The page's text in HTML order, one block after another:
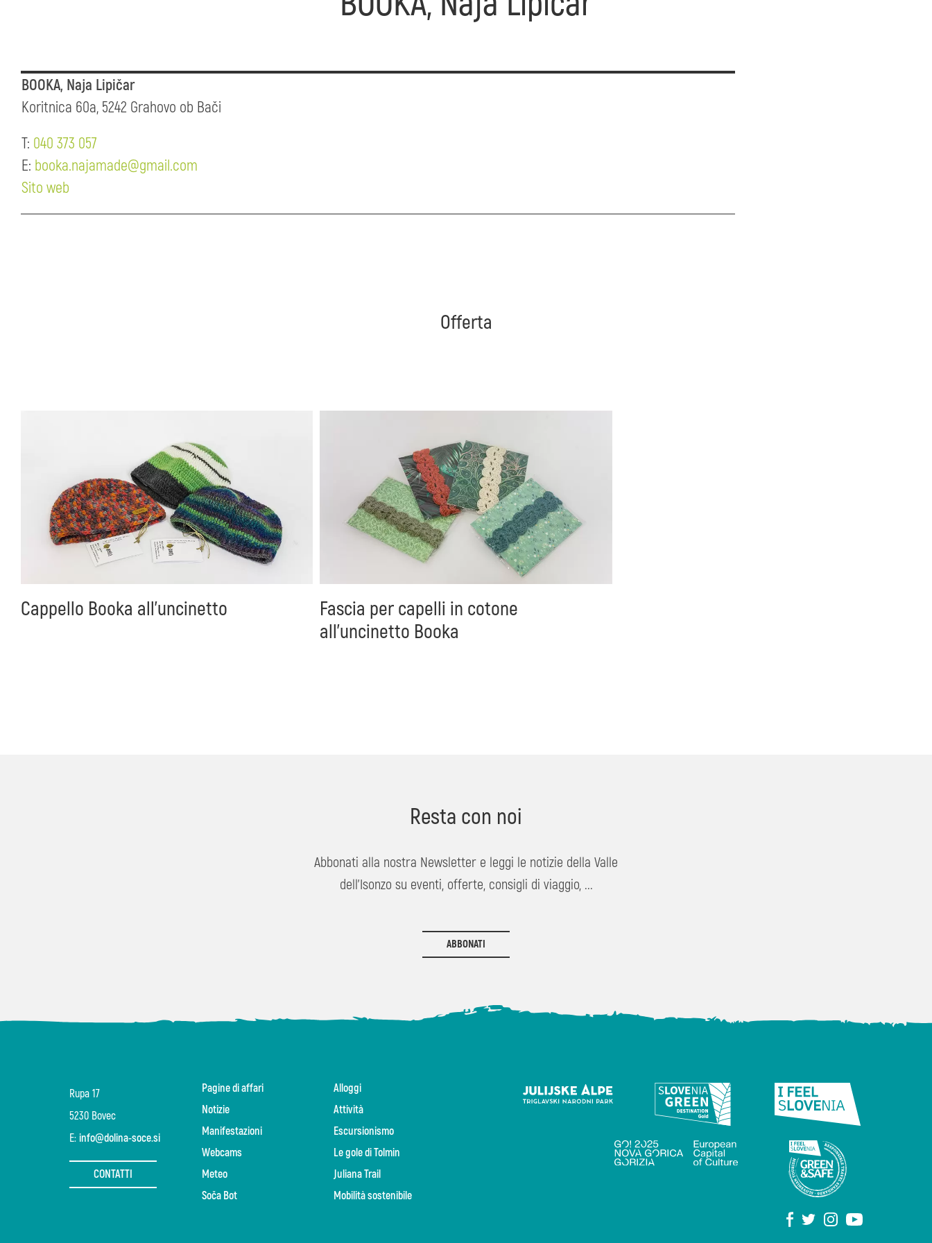
BOOKA, Naja Lipičar
Koritnica 60a, 5242 Grahovo ob Bači
T: 040 373 057
E: booka.najamade@gmail.com
Sito web
Offerta
Cappello Booka all'uncinetto
Fascia per capelli in cotone
all'uncinetto Booka
Resta con noi
Abbonati alla nostra Newsletter e leggi le notizie della Valle
dell'Isonzo su eventi, offerte, consigli di viaggio, ...
ABBONATI
Rupa 17
5230 Bovec
E: info@dolina-soce.si
CONTATTI
Pagine di affari
Notizie
Manifestazioni
Webcams
Meteo
Soča Bot
Alloggi
Attività
Escursionismo
Le gole di Tolmin
Juliana Trail
Mobilità sostenibile